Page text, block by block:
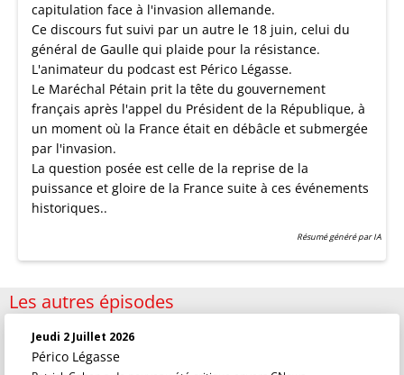
capitulation face à l'invasion allemande.
Ce discours fut suivi par un autre le 18 juin, celui du
général de Gaulle qui plaide pour la résistance.
L'animateur du podcast est Périco Légasse.
Le Maréchal Pétain prit la tête du gouvernement
français après l'appel du Président de la République, à
un moment où la France était en débâcle et submergée
par l'invasion.
La question posée est celle de la reprise de la
puissance et gloire de la France suite à ces événements
historiques..
Résumé généré par IA
Les autres épisodes
Jeudi 2 Juillet 2026
Périco Légasse